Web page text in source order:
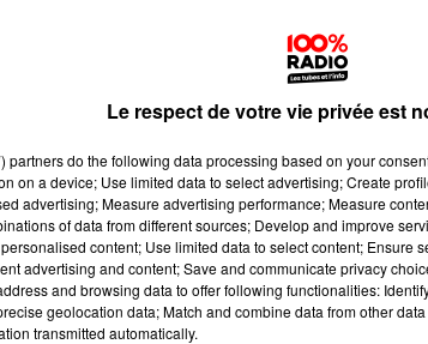
Le respect de votre vie privée est
partnersdo the following data processing based on your
on a device; Use limited data to select advertising; Create
advertising; Measure advertising performance; Measure
of data from different sources; Develop and improve
content; Use limited data to select content; Ensure
advertising and content; Save and communicate privacy
and browsing data to offer following functionalities:
geolocation data; Match and combine data from other
transmitted automatically.